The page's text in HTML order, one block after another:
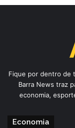
Fique por dentro de
Barra News traz
economia,
Economia